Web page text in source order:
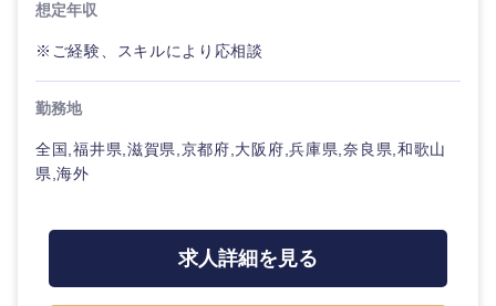
高知県
想定年収
※ご経験、スキルにより応相談
勤務地
全国,福井県,滋賀県,京都府,大阪府,兵庫県,奈良県,和歌山
県,海外
求人詳細を見る